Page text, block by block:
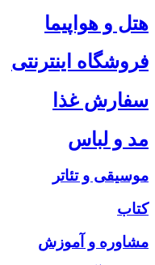
هتل و هواپیما
فروشگاه اینترنتی
سفارش غذا
مد و لباس
موسیقی و تئاتر
کتاب
مشاوره و آموزش